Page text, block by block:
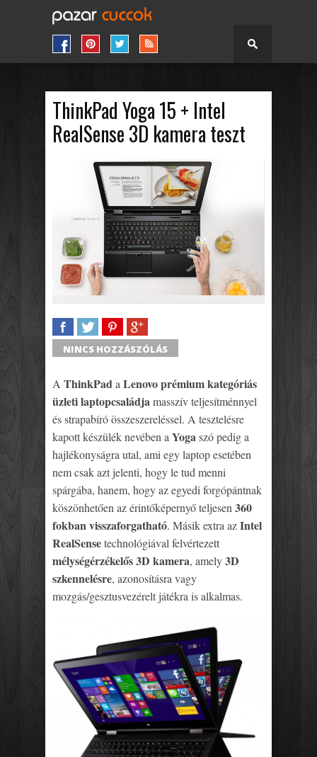
ThinkPad Yoga 15 + Intel
RealSense 3D kamera teszt
SHARETWEETSHARESHARE
NINCS HOZZÁSZÓLÁS
A ThinkPada Lenovo prémium kategóriás
üzleti laptopcsaládjamasszív teljesítménnyel
és strapabíró összeszereléssel. A tesztelésre
kapott készülék nevében a Yogaszó pedig a
hajlékonyságra utal, ami egy laptop esetében
nem csak azt jelenti, hogy le tud menni
spárgába, hanem, hogy az egyedi forgópántnak
köszönhetően az érintőképernyő teljesen 360
fokban visszaforgatható. Másik extra azIntel
RealSensetechnológiával felvértezett
mélységérzékelős 3D kamera, amely3D
szkennelésre, azonosításra vagy
mozgás/gesztusvezérelt játékra is alkalmas.